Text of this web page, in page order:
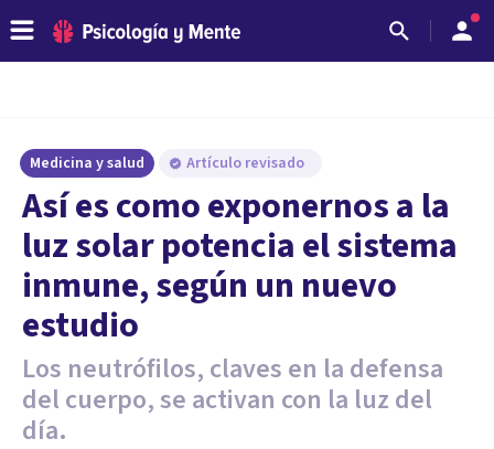
Medicina y salud Artículo revisado
Así es como exponernos a la
luz solar potencia el sistema
inmune, según un nuevo
estudio
Los neutrófilos, claves en la defensa
del cuerpo, se activan con la luz del
día.